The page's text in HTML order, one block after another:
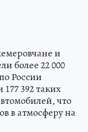
и
более 22 000
России
392 таких
что
в атмосферу на